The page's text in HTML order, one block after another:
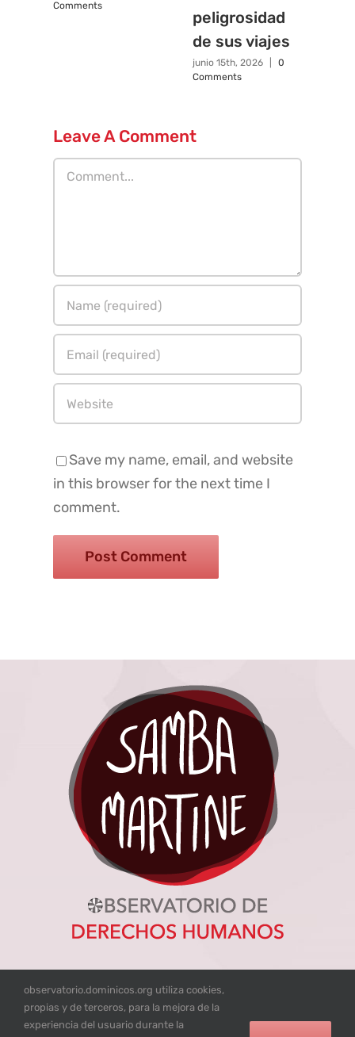
Comments
peligrosidad
de sus viajes
junio 15th, 2026
0
Comments
Leave A Comment
Comment
Save my name, email, and website
in this browser for the next time I
comment.
observatorio.dominicos.org utiliza cookies,
propias y de terceros, para la mejora de la
experiencia del usuario durante la